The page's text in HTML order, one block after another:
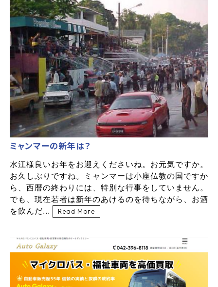
ミャンマーの新年は？
水江様良いお年をお迎えくださいね。お元気ですか。
お久しぶりですね。ミャンマーは小座仏教の国ですか
ら、西暦の終わりには、特別な行事をしていません。
でも、現在若者は新年のあけるのを待ちながら、お酒
を飲んだ...
Read More